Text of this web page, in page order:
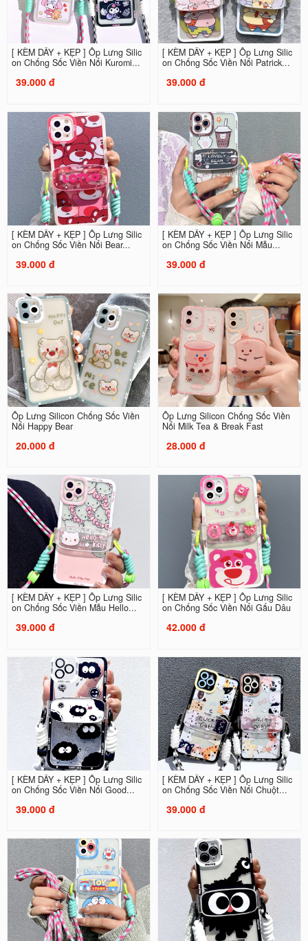
[ KÈM DÂY + KẸP ] Ốp Lưng Silic
on Chống Sốc Viền Nổi Kuromi...
39.000 đ
[ KÈM DÂY + KẸP ] Ốp Lưng Silic
on Chống Sốc Viền Nổi Patrick...
39.000 đ
[ KÈM DÂY + KẸP ] Ốp Lưng Silic
on Chống Sốc Viền Nổi Bear...
39.000 đ
[ KÈM DÂY + KẸP ] Ốp Lưng Silic
on Chống Sốc Viền Nổi Mẫu...
39.000 đ
Ốp Lưng Silicon Chống Sốc Viền
Nổi Happy Bear
20.000 đ
Ốp Lưng Silicon Chống Sốc Viền
Nổi Milk Tea & Break Fast
28.000 đ
[ KÈM DÂY + KẸP ] Ốp Lưng Silic
on Chống Sốc Viền Mẫu Hello...
39.000 đ
[ KÈM DÂY + KẸP ] Ốp Lưng Silic
on Chống Sốc Viền Nổi Gấu Dâu
42.000 đ
[ KÈM DÂY + KẸP ] Ốp Lưng Silic
on Chống Sốc Viền Nổi Good...
39.000 đ
[ KÈM DÂY + KẸP ] Ốp Lưng Silic
on Chống Sốc Viền Nổi Chuột...
39.000 đ